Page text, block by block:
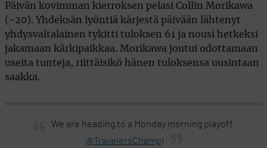
Päivän kovimman kierroksen pelasi Collin Morikawa
(-20). Yhdeksän lyöntiä kärjestä päivään lähtenyt
yhdysvaltalainen tykitti tuloksen 61 ja nousi hetkeksi
jakamaan kärkipaikkaa. Morikawa joutui odottamaan
useita tunteja, riittäisikö hänen tuloksensa uusintaan
saakka.
We are heading to a Monday morning playoff
@TravelersChamp!